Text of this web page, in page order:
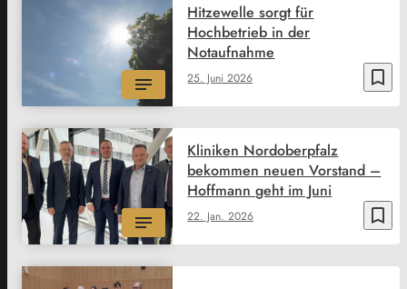
bookmark_border
25. Juni 2026
Hitzewelle sorgt für
Hochbetrieb in der
Notaufnahme
bookmark_border
22. Jan. 2026
Kliniken Nordoberpfalz
bekommen neuen Vorstand –
Hoffmann geht im Juni